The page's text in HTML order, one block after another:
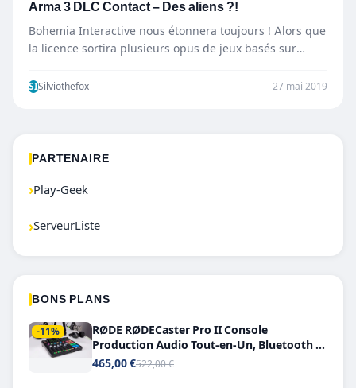
Arma 3 DLC Contact – Des aliens ?!
Bohemia Interactive nous étonnera toujours ! Alors que
la licence sortira plusieurs opus de jeux basés sur
SISilviothefox 27 mai 2019
PARTENAIRE
›Play-Geek
›ServeurListe
BONS PLANS
-11%
RØDE RØDECaster Pro II Console
Production Audio Tout-en-Un, Bluetooth et
Double USB-C
465,00 €522,00 €